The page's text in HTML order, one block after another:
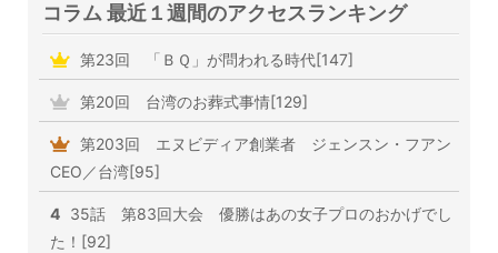
コラム 最近１週間のアクセスランキング
第23回 「ＢＱ」が問われる時代[147]
第20回 台湾のお葬式事情[129]
第203回 エヌビディア創業者 ジェンスン・フアン
CEO／台湾[95]
4 35話 第83回大会 優勝はあの女子プロのおかげでし
た！[92]